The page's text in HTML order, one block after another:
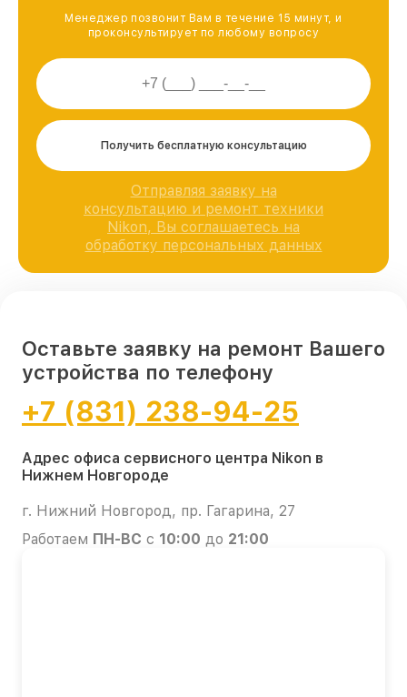
Менеджер позвонит Вам в течение 15 минут, и
проконсультирует по любому вопросу
Получить бесплатную консультацию
Отправляя заявку на
консультацию и ремонт техники
Nikon, Вы соглашаетесь на
обработку персональных данных
Оставьте заявку на ремонт Вашего
устройства по телефону
+7 (831) 238-94-25
Адрес офиса сервисного центра Nikon в
Нижнем Новгороде
г. Нижний Новгород, пр. Гагарина, 27
Работаем ПН-ВС с 10:00 до 21:00